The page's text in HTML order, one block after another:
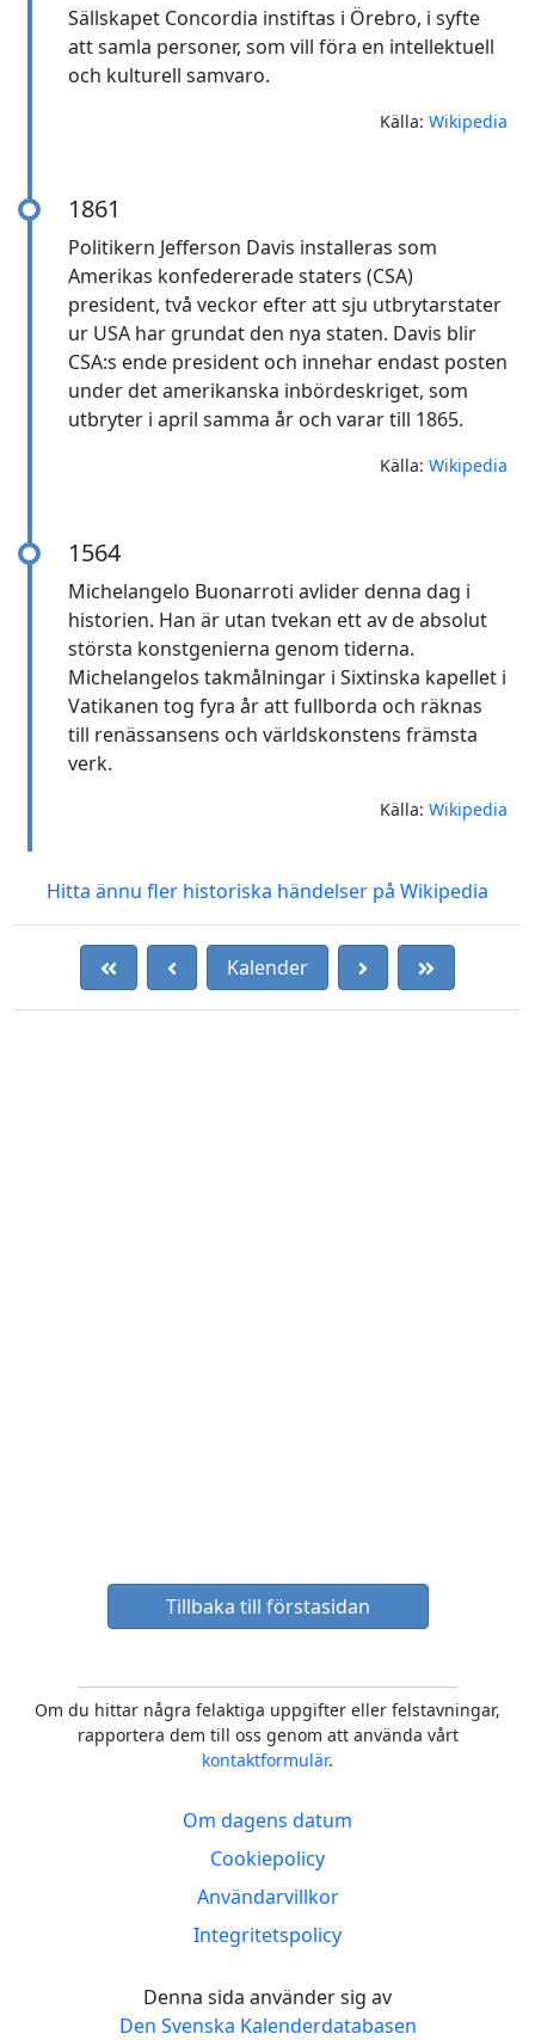
Sällskapet Concordia instiftas i Örebro, i syfte
att samla personer, som vill föra en intellektuell
och kulturell samvaro.
Källa:Wikipedia
1861
Politikern Jefferson Davis installeras som
Amerikas konfedererade staters (CSA)
president, två veckor efter att sju utbrytarstater
ur USA har grundat den nya staten. Davis blir
CSA:s ende president och innehar endast posten
under det amerikanska inbördeskriget, som
utbryter i april samma år och varar till 1865.
Källa:Wikipedia
1564
Michelangelo Buonarroti avlider denna dag i
historien. Han är utan tvekan ett av de absolut
största konstgenierna genom tiderna.
Michelangelos takmålningar i Sixtinska kapellet i
Vatikanen tog fyra år att fullborda och räknas
till renässansens och världskonstens främsta
verk.
Källa:Wikipedia
Hitta ännu fler historiska händelser på Wikipedia
Kalender
Tillbaka till förstasidan
Om du hittar några felaktiga uppgifter eller felstavningar,
rapportera dem till oss genom att använda vårt
kontaktformulär.
Om dagens datum
Cookiepolicy
Användarvillkor
Integritetspolicy
Denna sida använder sig av
Den Svenska Kalenderdatabasen